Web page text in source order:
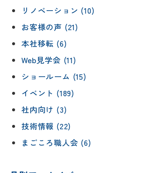
リノベーション (10)
お客様の声 (21)
本社移転 (6)
Web見学会 (11)
ショールーム (15)
イベント (189)
社内向け (3)
技術情報 (22)
まごころ職人会 (6)